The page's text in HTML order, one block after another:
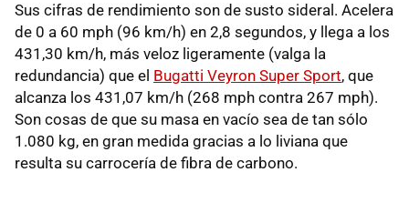
Sus cifras de rendimiento son de susto sideral. Acelera
de 0 a 60 mph (96 km/h) en 2,8 segundos, y llega a los
431,30 km/h, más veloz ligeramente (valga la
redundancia) que el Bugatti Veyron Super Sport, que
alcanza los 431,07 km/h (268 mph contra 267 mph).
Son cosas de que su masa en vacío sea de tan sólo
1.080 kg, en gran medida gracias a lo liviana que
resulta su carrocería de fibra de carbono.